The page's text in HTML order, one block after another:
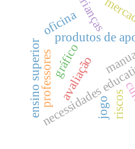
produtos de
necessidades
avaliação
crianças
riscos
jogo
gráfico
oficina
ensino superiorprofessores